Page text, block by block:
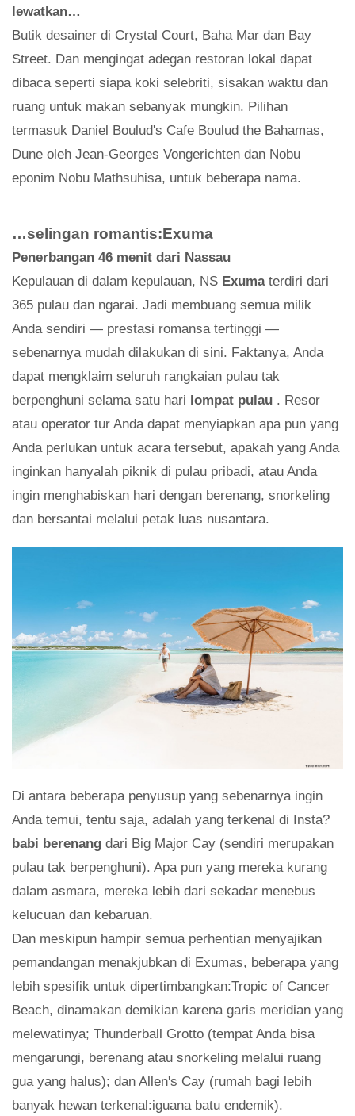
lewatkan…
Butik desainer di Crystal Court, Baha Mar dan Bay
Street. Dan mengingat adegan restoran lokal dapat
dibaca seperti siapa koki selebriti, sisakan waktu dan
ruang untuk makan sebanyak mungkin. Pilihan
termasuk Daniel Boulud's Cafe Boulud the Bahamas,
Dune oleh Jean-Georges Vongerichten dan Nobu
eponim Nobu Mathsuhisa, untuk beberapa nama.
…selingan romantis:Exuma
Penerbangan 46 menit dari Nassau
Kepulauan di dalam kepulauan, NS Exuma terdiri dari
365 pulau dan ngarai. Jadi membuang semua milik
Anda sendiri — prestasi romansa tertinggi —
sebenarnya mudah dilakukan di sini. Faktanya, Anda
dapat mengklaim seluruh rangkaian pulau tak
berpenghuni selama satu hari lompat pulau . Resor
atau operator tur Anda dapat menyiapkan apa pun yang
Anda perlukan untuk acara tersebut, apakah yang Anda
inginkan hanyalah piknik di pulau pribadi, atau Anda
ingin menghabiskan hari dengan berenang, snorkeling
dan bersantai melalui petak luas nusantara.
Di antara beberapa penyusup yang sebenarnya ingin
Anda temui, tentu saja, adalah yang terkenal di Insta?
babi berenang dari Big Major Cay (sendiri merupakan
pulau tak berpenghuni). Apa pun yang mereka kurang
dalam asmara, mereka lebih dari sekadar menebus
kelucuan dan kebaruan.
Dan meskipun hampir semua perhentian menyajikan
pemandangan menakjubkan di Exumas, beberapa yang
lebih spesifik untuk dipertimbangkan:Tropic of Cancer
Beach, dinamakan demikian karena garis meridian yang
melewatinya; Thunderball Grotto (tempat Anda bisa
mengarungi, berenang atau snorkeling melalui ruang
gua yang halus); dan Allen's Cay (rumah bagi lebih
banyak hewan terkenal:iguana batu endemik).